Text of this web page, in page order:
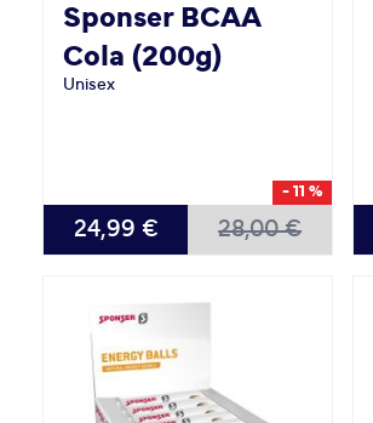
- 11 %
Sponser BCAA
Cola (200g)
Unisex
24,99 € 28,00 €